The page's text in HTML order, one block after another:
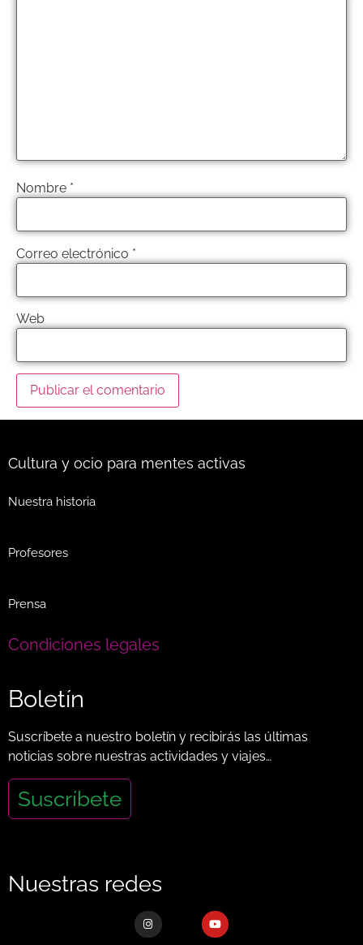
Nombre *
Correo electrónico *
Web
Cultura y ocio para mentes activas
Nuestra historia
Profesores
Prensa
Condiciones legales
Boletín
Suscríbete a nuestro boletín y recibirás las últimas
noticias sobre nuestras actividades y viajes…
Suscríbete
Nuestras redes